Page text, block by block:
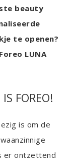
beauty
te openen?
LUNA
FOREO!
is om de
er ontzettend